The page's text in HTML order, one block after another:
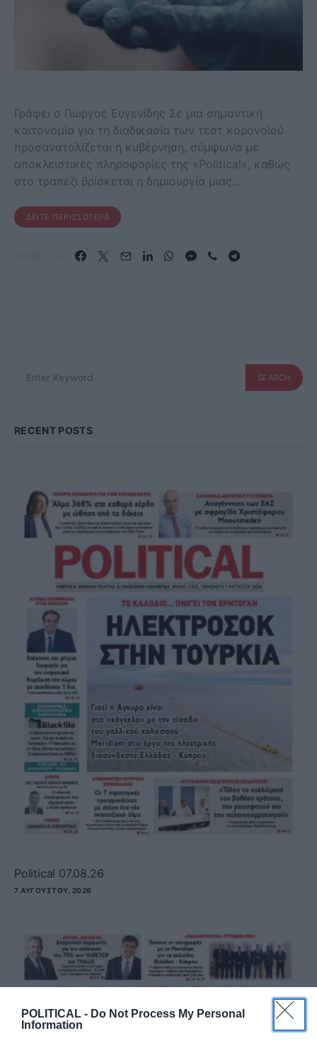
POLITICAL - Do Not Process My Personal
Information
Γράφει ο Γιώργος Ευγενίδης Σε μια σημαντική
καιτονομία για τη διαδικασία των τεστ κορονοϊού
προσανατολίζεται η κυβέρνηση, σύμφωνα με
αποκλειστικές πληροφορίες της «Political», καθώς
στο τραπέζι βρίσκεται η δημιουργία μιας…
ΔΕΊΤΕ ΠΕΡΙΣΣΌΤΕΡΑ
FOR:
SEARCH
RECENT POSTS
Political 07.08.26
7 ΑΥΓΟΎΣΤΟΥ, 2026